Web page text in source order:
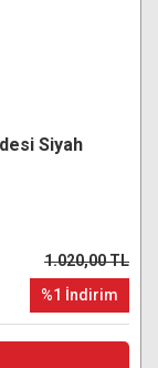
Siyah
1.020,00 TL
%1 İndirim